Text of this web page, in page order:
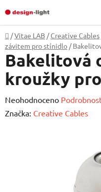
na
obsah
Domů
/Vitae LAB / Creative Cables
závitem pro stínidlo /
Bakelitová
kroužky
Průměrné
hodnocení
Neohodnoceno
Značka: Creative Cables